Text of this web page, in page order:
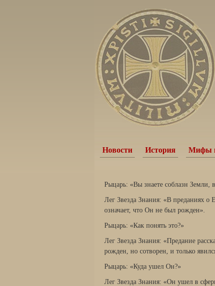
Новости История Мифы
Рыцарь: «Вы знаете соблазн
Лег Звезда Знания: «В преданиях о
означает, что Он не был рожден».
Рыцарь: «Как понять это?»
Лег Звезда Знания: «Предание
рожден, но сотворен, и только
Рыцарь: «Куда ушел Он?»
Лег Звезда Знания: «Он ушел в